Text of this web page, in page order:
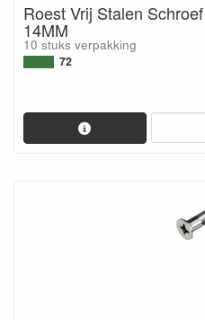
Roest Vrij Stalen
14MM
10 stuks verpakking
72